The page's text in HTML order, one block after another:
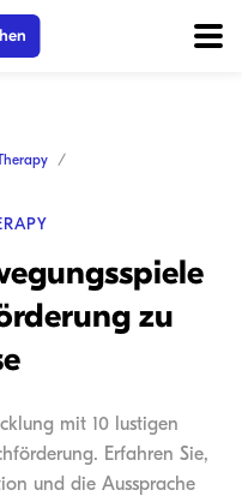
zu
mit 10 lustigen
Erfahren Sie,
und die Aussprache